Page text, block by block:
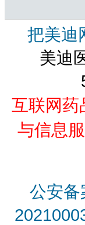
把美迪
美迪
互联网药
与信息
公安备